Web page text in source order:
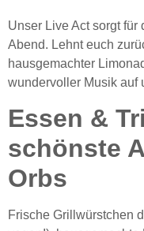
Unser Live Act sorgt für
Abend. Lehnt euch
hausgemachter
wundervoller Musik auf
Essen &
schönste
Orbs
Frische Grillwürstchen